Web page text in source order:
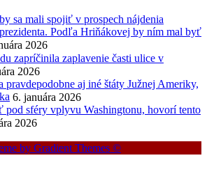
sa mali spojiť v prospech nájdenia
Podľa Hriňákovej by ním mal byť
2026
zapríčinila zaplavenie časti ulice v
2026
pravdepodobne aj iné štáty Južnej Ameriky,
6. januára 2026
pod sféry vplyvu Washingtonu, hovorí tento
2026
by Gradient Themes ©